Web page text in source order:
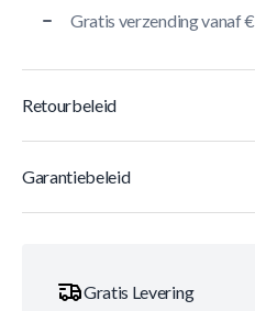
Gratis verzending vanaf
Retourbeleid
Garantiebeleid
Gratis Levering